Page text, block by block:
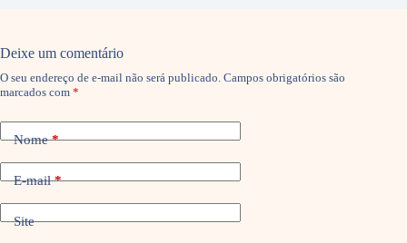
Deixe um comentário
O seu endereço de e-mail não será publicado. Campos obrigatórios são
marcados com *
Nome*
E-mail*
Site